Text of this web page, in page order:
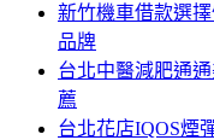
新竹機車借款選
品牌
台北中醫減肥通
薦
台北花店IQOS煙